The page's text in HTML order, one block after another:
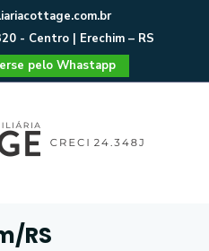
- Centro | Erechim – RS
pelo Whastapp
RS